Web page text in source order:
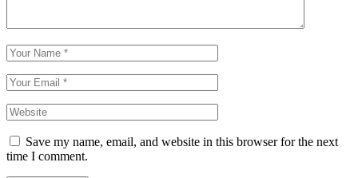
Save my name, email, and website in this browser for the next
time I comment.